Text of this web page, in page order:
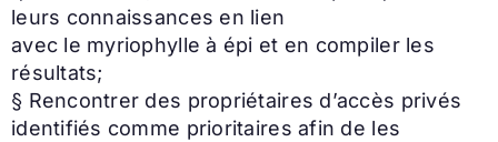
leurs connaissances en lien
avec le myriophylle à épi et en compiler les
résultats;
§ Rencontrer des propriétaires d’accès privés
identifiés comme prioritaires afin de les